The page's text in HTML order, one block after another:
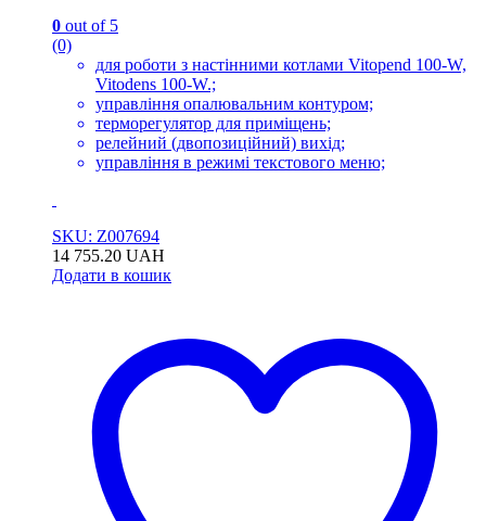
0 out of 5
(0)
для роботи з настінними котлами Vitopend 100-W,
Vitodens 100-W.;
управління опалювальним контуром;
терморегулятор для приміщень;
релейний (двопозиційний) вихід;
управління в режимі текстового меню;
SKU: Z007694
14 755.20 UAH
Додати в кошик